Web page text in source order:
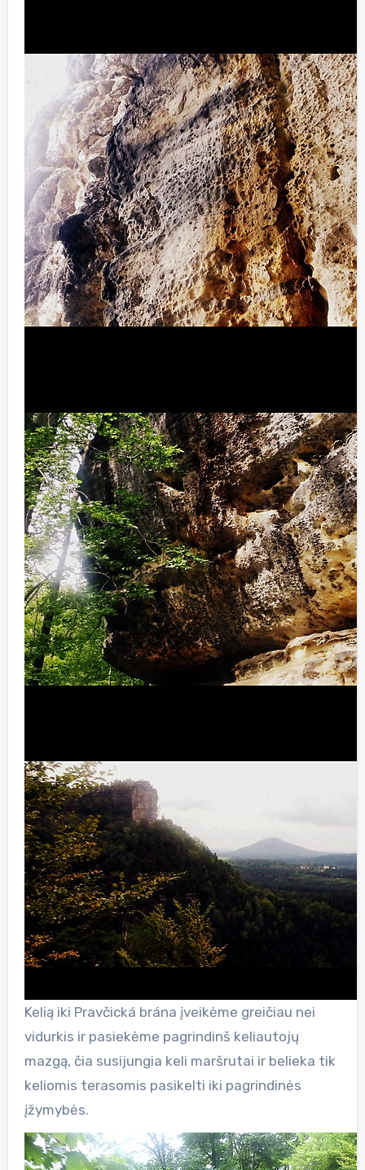
Kelią iki Pravčická brána įveikėme greičiau nei
vidurkis ir pasiekėme pagrindinš keliautojų
mazgą, čia susijungia keli maršrutai ir belieka tik
keliomis terasomis pasikelti iki pagrindinės
įžymybės.